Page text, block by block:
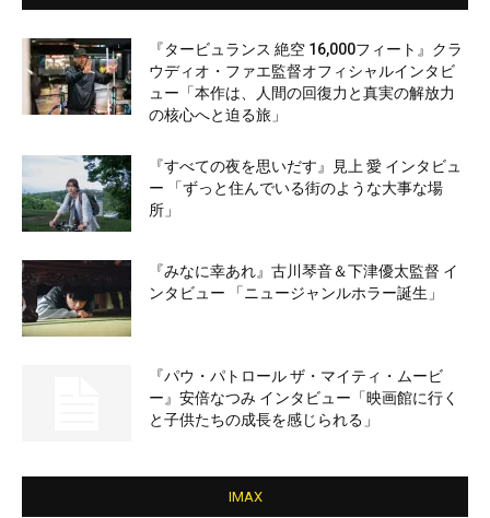
『タービュランス 絶空 16,000フィート』クラ
ウディオ・ファエ監督オフィシャルインタビ
ュー「本作は、人間の回復力と真実の解放力
の核心へと迫る旅」
『すべての夜を思いだす』見上 愛 インタビュ
ー 「ずっと住んでいる街のような大事な場
所」
『みなに幸あれ』古川琴音＆下津優太監督 イ
ンタビュー 「ニュージャンルホラー誕生」
『パウ・パトロール ザ・マイティ・ムービ
ー』安倍なつみ インタビュー「映画館に行く
と子供たちの成長を感じられる」
IMAX